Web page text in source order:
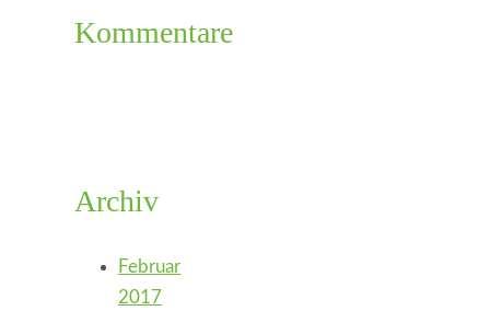
Kommentare
Archiv
Februar
2017